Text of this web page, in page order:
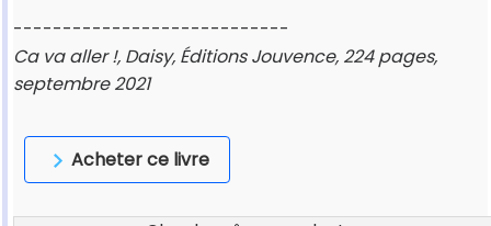
----------------------------
Ca va aller !, Daisy, Éditions Jouvence, 224 pages,
septembre 2021
Acheter ce livre